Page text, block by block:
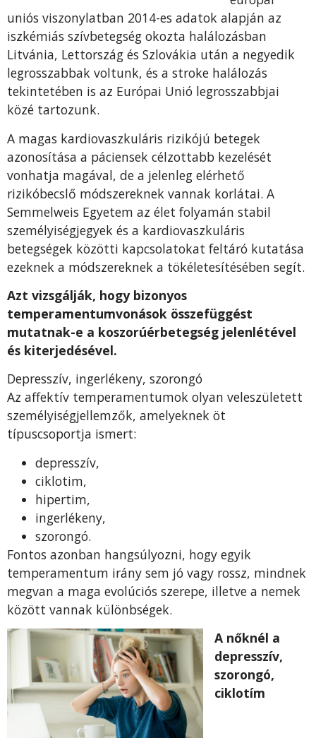
uniós viszonylatban 2014-es adatok alapján az
iszkémiás szívbetegség okozta halálozásban
Litvánia, Lettország és Szlovákia után a negyedik
legrosszabbak voltunk, és a stroke halálozás
tekintetében is az Európai Unió legrosszabbjai
közé tartozunk.
A magas kardiovaszkuláris rizikójú betegek
azonosítása a páciensek célzottabb kezelését
vonhatja magával, de a jelenleg elérhető
rizikóbecslő módszereknek vannak korlátai. A
Semmelweis Egyetem az élet folyamán stabil
személyiségjegyek és a kardiovaszkuláris
betegségek közötti kapcsolatokat feltáró kutatása
ezeknek a módszereknek a tökéletesítésében segít.
Azt vizsgálják, hogy bizonyos
temperamentumvonások összefüggést
mutatnak-e a koszorúérbetegség jelenlétével
és kiterjedésével.
Depresszív, ingerlékeny, szorongó
Az affektív temperamentumok olyan veleszületett
személyiségjellemzők, amelyeknek öt
típuscsoportja ismert:
depresszív,
ciklotim,
hipertim,
ingerlékeny,
szorongó.
Fontos azonban hangsúlyozni, hogy egyik
temperamentum irány sem jó vagy rossz, mindnek
megvan a maga evolúciós szerepe, illetve a nemek
között vannak különbségek.
A nőknél a
depresszív,
szorongó,
ciklotím